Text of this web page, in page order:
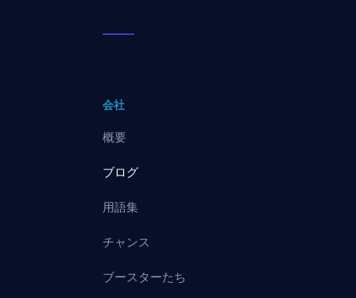
会社
概要
ブログ
用語集
チャンス
ブースターたち